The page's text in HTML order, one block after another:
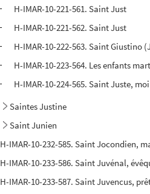
H-IMAR-10-221-561. Saint Just
H-IMAR-10-221-562. Saint Just
H-IMAR-10-222-563. Saint Giustino
H-IMAR-10-223-564. Les enfants
H-IMAR-10-224-565. Saint Juste,
Saintes Justine
Saint Junien
H-IMAR-10-232-585. Saint Jocondien,
H-IMAR-10-233-586. Saint Juvénal,
H-IMAR-10-233-587. Saint Juvencus,